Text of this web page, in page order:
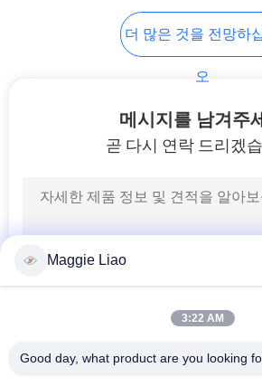
고급 산업용
산업용 포장
통 트레이 장
더 많은 것을 전망하
오
메시지를 남겨주
곧 다시 연락 드리겠
Maggie Liao
3:22 AM
Good day, what product are you looking